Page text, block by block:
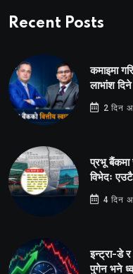
Recent Posts
कमाइमा
लाभांश दिने
2 दिन
प्रभू बैंकमा
विभेदः
4 दिन
इन्ट्रा-डे
पुगेन भने